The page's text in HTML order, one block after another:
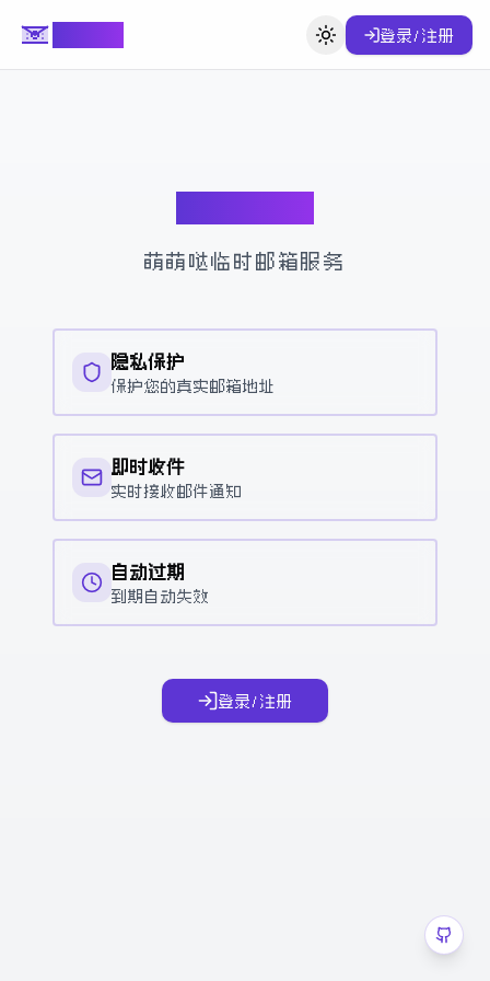
切换主题
登录/注册
萌萌哒临时邮箱服务
隐私保护
保护您的真实邮箱地址
即时收件
实时接收邮件通知
自动过期
到期自动失效
登录/注册
获取